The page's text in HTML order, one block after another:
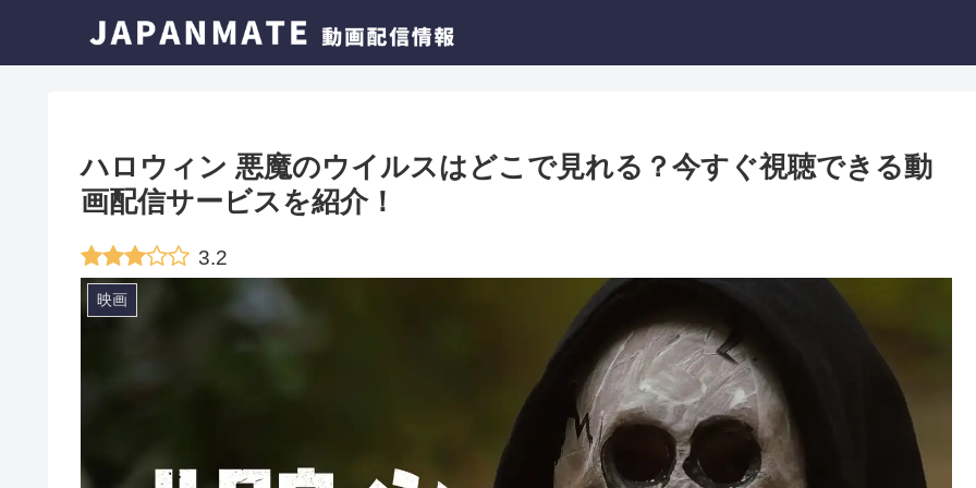
ハロウィン 悪魔のウイルスはどこで見れる？今すぐ視聴できる動
画配信サービスを紹介！
3.2
映画